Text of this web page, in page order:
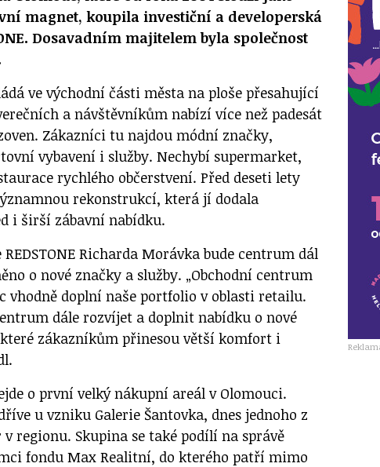
magnet, koupila investiční a developerská
Dosavadním majitelem byla společnost
ve východní části města na ploše přesahující
a návštěvníkům nabízí více než padesát
Zákazníci tu najdou módní značky,
vybavení i služby. Nechybí supermarket,
rychlého občerstvení. Před deseti lety
rekonstrukcí, která jí dodala
i širší zábavní nabídku.
REDSTONE Richarda Morávka bude centrum dál
o nové značky a služby. „Obchodní centrum
vhodně doplní naše portfolio v oblasti retailu.
dále rozvíjet a doplnit nabídku o nové
zákazníkům přinesou větší komfort i
o první velký nákupní areál v Olomouci.
u vzniku Galerie Šantovka, dnes jednoho z
regionu. Skupina se také podílí na správě
fondu Max Realitní, do kterého patří mimo